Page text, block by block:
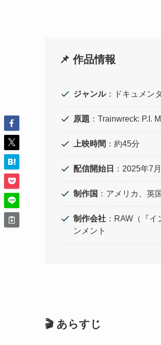
📌 作品情報
ジャンル：ドキュメン
原題 ：Trainwreck: P.I.
上映時間 ：約45分
配信開始日 ：2025年7
制作国 ：アメリカ、英
制作会社 ：RAW（『
ンメント
🎬 あらすじ